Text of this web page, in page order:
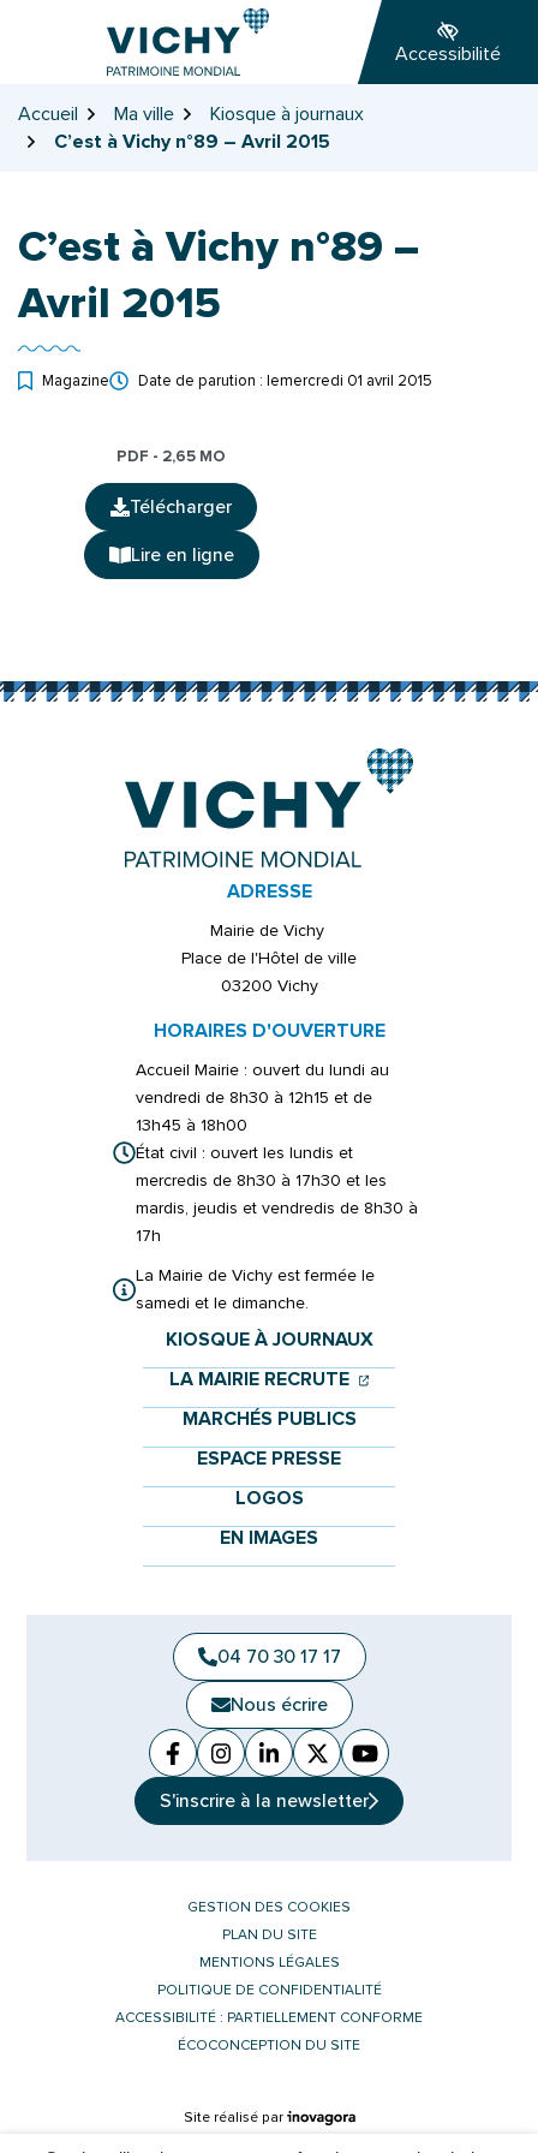
page
Accessibilité
Accueil Ma ville
Kiosque à journaux
C’est à Vichy n°89 – Avril 2015
C’est à Vichy n°89 –
Avril 2015
Magazine Date de parution : lemercredi 01 avril 2015
PDF - 2,65 MO
Télécharger
(ouverture dans un nouvel onglet)
Lire en ligne
ADRESSE
Mairie de Vichy
Place de l'Hôtel de ville
03200 Vichy
HORAIRES D'OUVERTURE
Accueil Mairie : ouvert du lundi au
vendredi de 8h30 à 12h15 et de
13h45 à 18h00
État civil : ouvert les lundis et
mercredis de 8h30 à 17h30 et les
mardis, jeudis et vendredis de 8h30 à
17h
La Mairie de Vichy est fermée le
samedi et le dimanche.
KIOSQUE À JOURNAUX
LA MAIRIE RECRUTE (OUVERTURE
(OUVERTURE
MARCHÉS PUBLICS
ESPACE PRESSE
LOGOS
EN IMAGES
04 70 30 17 17
Nous écrire
Facebook
(ouverture dans un nouvel onglet)
Instagram
(ouverture dans un nouvel
Linkedin
(ouverture dans un nouvel
X (Twitter)
(ouverture dans un
YouTube
(ouverture dans
S'inscrire à la newsletter
GESTION DES COOKIES
PLAN DU SITE
MENTIONS LÉGALES
POLITIQUE DE CONFIDENTIALITÉ
ACCESSIBILITÉ : PARTIELLEMENT CONFORME
ÉCOCONCEPTION DU SITE
Site réalisé par Inovagora (ouverture dans un nouvel